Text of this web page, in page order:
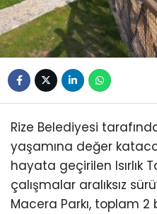
Rize Belediyesi
yaşamına değer
hayata geçirilen Isırlık
çalışmalar aralıksız
Macera Parkı, toplam